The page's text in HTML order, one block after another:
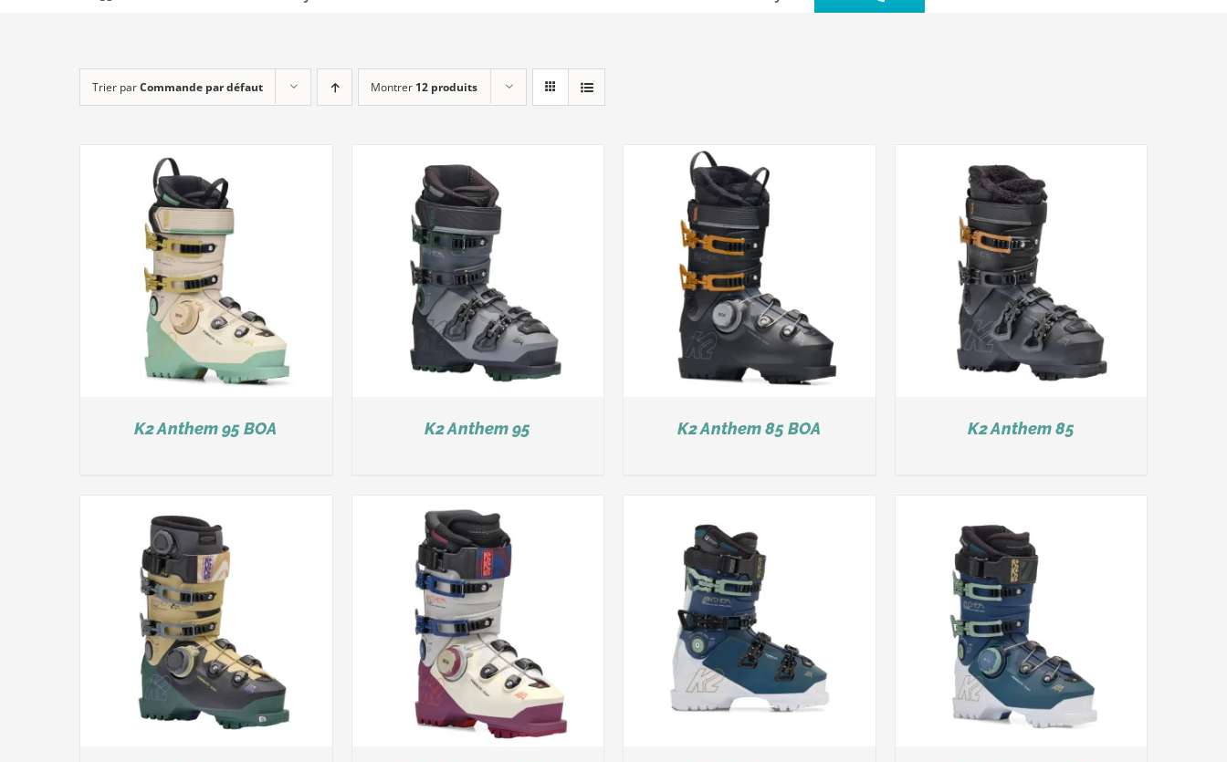
Trier parCommande par défaut Montrer 12 produits
K2 Anthem 95 BOA
DÉTAILS
K2 Anthem 95
DÉTAILS
K2 Anthem 85 BOA
DÉTAILS
K2 Anthem 85
DÉTAILS DÉTAILS DÉTAILS